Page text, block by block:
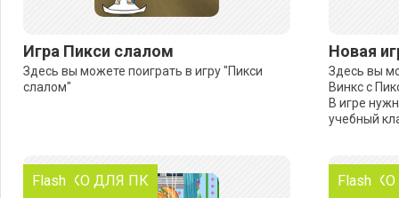
Игра Пикси слалом
Здесь вы можете поиграть в игру "Пикси
слалом"
Новая
Здесь вы
Винкс с
В игре
учебный
ТОЛЬКО ДЛЯ ПК
Flash Flash